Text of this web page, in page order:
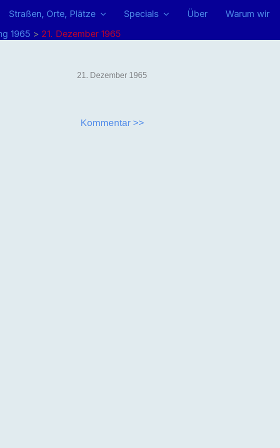
Straßen, Orte, Plätze Specials Über Warum wir
1965 21. Dezember 1965
21. Dezember 1965
Kommentar >>